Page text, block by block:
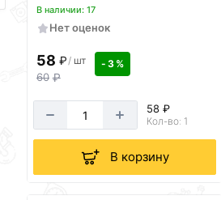
В наличии: 17
Нет оценок
58 ₽ / шт
60 ₽
- 3 %
58 ₽
Кол-во: 1
В корзину